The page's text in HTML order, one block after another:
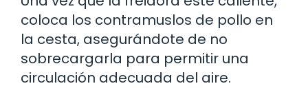
coloca los contramuslos de pollo en
la cesta, asegurándote de no
sobrecargarla para permitir una
circulación adecuada del aire.